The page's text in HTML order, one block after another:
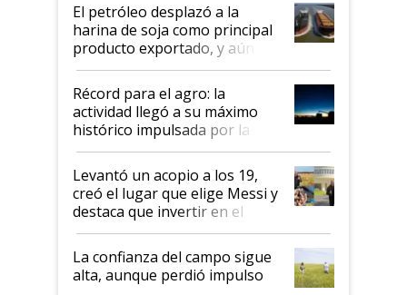
El petróleo desplazó a la
harina de soja como principal
producto exportado, y aún así
el agro aportó casi seis de cada
diez dólares y sostuvo el
liderazgo en un semestre
récord
Récord para el agro: la
actividad llegó a su máximo
histórico impulsada por la
cosecha y las exportaciones
Levantó un acopio a los 19,
creó el lugar que elige Messi y
destaca que invertir en el
kirchnerismo era como "darle
plata a un hijo para droga":
Juan Félix Rossetti, el libertario
que de una dura crisis salió
La confianza del campo sigue
alta, aunque perdió impulso